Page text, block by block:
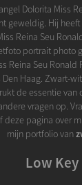
Dolorita Miss
geweldig. Hij
Reina Seu
portrait
Reina Seu
Den Haag. Zwart-
de essentie
vragen op.
deze pagina over
mijn portfolio van
Low